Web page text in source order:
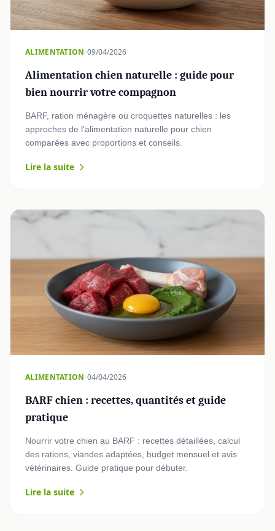
ALIMENTATION·09/04/2026
Alimentation chien naturelle : guide pour
bien nourrir votre compagnon
BARF, ration ménagère ou croquettes naturelles : les
approches de l'alimentation naturelle pour chien
comparées avec proportions et conseils.
Lire la suite
ALIMENTATION·04/04/2026
BARF chien : recettes, quantités et guide
pratique
Nourrir votre chien au BARF : recettes détaillées, calcul
des rations, viandes adaptées, budget mensuel et avis
vétérinaires. Guide pratique pour débuter.
Lire la suite